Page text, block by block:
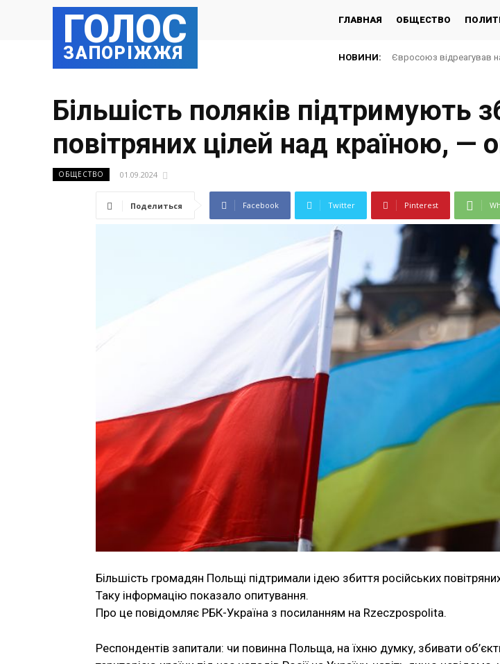
ГОЛОС
ЗАПОРІЖЖЯ
ГЛАВНАЯ ОБЩЕСТВО
НОВИНИ: Євросоюз відреагував
Більшість поляків підтримують
повітряних цілей над країною, —
ОБЩЕСТВО 01.09.2024
Поделиться Facebook Twitter Pinterest
Більшість громадян Польщі підтримали ідею збиття російських
Таку інформацію показало опитування.
Про це повідомляє РБК-Україна з посиланням на Rzeczpospolita.
Респондентів запитали: чи повинна Польща, на їхню думку, збивати